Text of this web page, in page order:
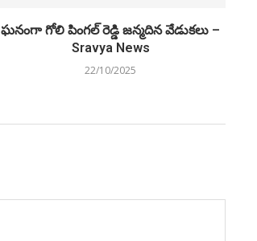
ఘనంగా గోలి పింగల్ రెడ్డి జన్మదిన వేడుకలు –
Sravya News
22/10/2025